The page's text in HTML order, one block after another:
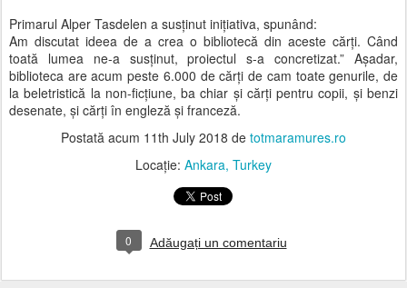
Primarul Alper Tasdelen a susținut inițiativa, spunând:
Am discutat ideea de a crea o bibliotecă din aceste cărți. Când
toată lumea ne-a susținut, proiectul s-a concretizat.” Așadar,
biblioteca are acum peste 6.000 de cărți de cam toate genurile, de
la beletristică la non-ficțiune, ba chiar și cărți pentru copii, și benzi
desenate, și cărți în engleză și franceză.
Postată acum 11th July 2018 de totmaramures.ro
Locație: Ankara, Turkey
0 Adăugați un comentariu